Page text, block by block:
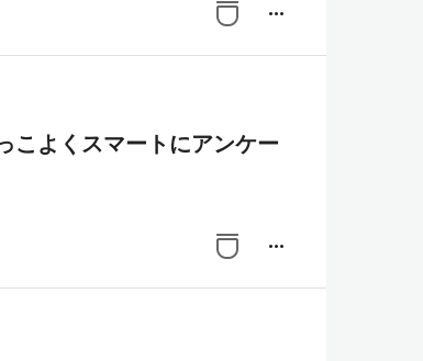
more_horiz
こよくスマートにアンケー
more_horiz